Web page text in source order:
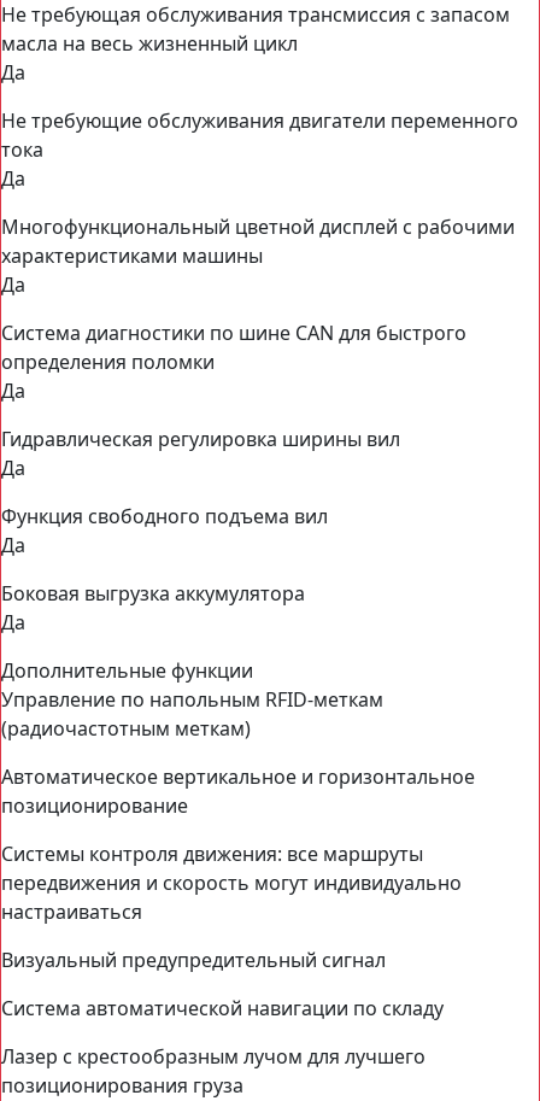
Не требующая обслуживания трансмиссия с запасом
масла на весь жизненный цикл
Да
Не требующие обслуживания двигатели переменного
тока
Да
Многофункциональный цветной дисплей с рабочими
характеристиками машины
Да
Система диагностики по шине CAN для быстрого
определения поломки
Да
Гидравлическая регулировка ширины вил
Да
Функция свободного подъема вил
Да
Боковая выгрузка аккумулятора
Да
Дополнительные функции
Управление по напольным RFID-меткам
(радиочастотным меткам)
Автоматическое вертикальное и горизонтальное
позиционирование
Системы контроля движения: все маршруты
передвижения и скорость могут индивидуально
настраиваться
Визуальный предупредительный сигнал
Система автоматической навигации по складу
Лазер с крестообразным лучом для лучшего
позиционирования груза